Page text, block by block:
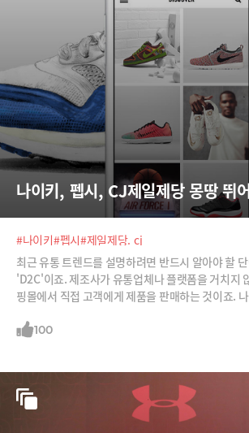
나이키, 펩시, CJ제일제당 몽땅 뛰
#나이키#펩시#제일제당. cj
최근 유통 트렌드를 설명하려면 반드시 알아야 할
'D2C'이죠. 제조사가 유통업체나 플랫폼을 거치지
핑몰에서 직접 고객에게 제품을 판매하는 것이죠.
요?100